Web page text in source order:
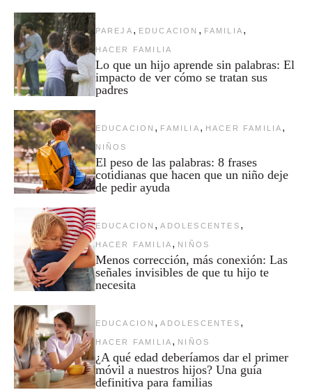
PAREJA , EDUCACION , FAMILIA ,
HACER FAMILIA
Lo que un hijo aprende sin palabras: El
impacto de ver cómo se tratan sus
padres
EDUCACION , FAMILIA , HACER FAMILIA ,
NIÑOS
El peso de las palabras: 8 frases
cotidianas que hacen que un niño deje
de pedir ayuda
EDUCACION , ADOLESCENTES ,
HACER FAMILIA , NIÑOS
Menos corrección, más conexión: Las
señales invisibles de que tu hijo te
necesita
EDUCACION , ADOLESCENTES ,
HACER FAMILIA , NIÑOS
¿A qué edad deberíamos dar el primer
móvil a nuestros hijos? Una guía
definitiva para familias